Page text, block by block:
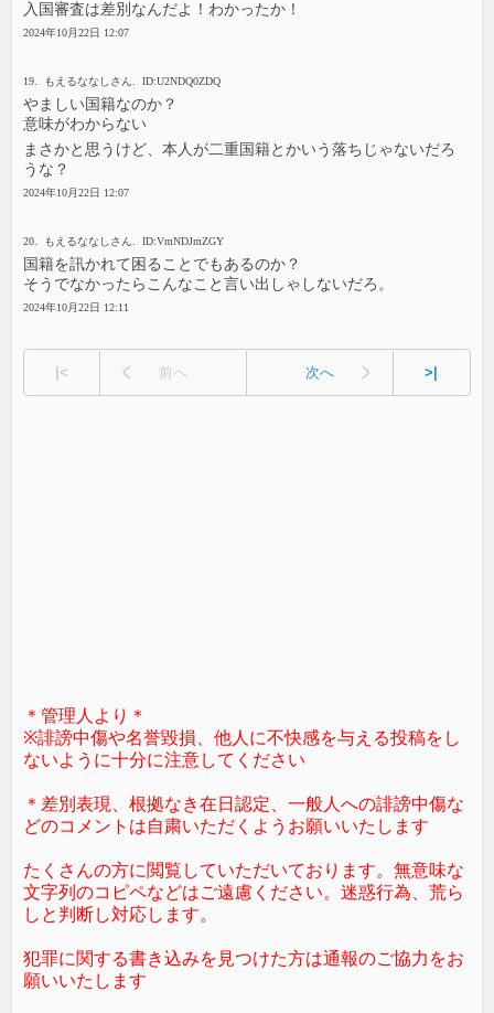
入国審査は差別なんだよ！わかったか！
2024年10月22日 12:07
19. もえるななしさん. ID:U2NDQ0ZDQ
やましい国籍なのか？
意味がわからない
まさかと思うけど、本人が二重国籍とかいう落ちじゃないだろ
うな？
2024年10月22日 12:07
20. もえるななしさん. ID:VmNDJmZGY
国籍を訊かれて困ることでもあるのか？
そうでなかったらこんなこと言い出しゃしないだろ。
2024年10月22日 12:11
|< 前へ 次へ >|
＊管理人より＊
※誹謗中傷や名誉毀損、他人に不快感を与える投稿をし
ないように十分に注意してください
＊差別表現、根拠なき在日認定、一般人への誹謗中傷な
どのコメントは自粛いただくようお願いいたします
たくさんの方に閲覧していただいております。無意味な
文字列のコピペなどはご遠慮ください。迷惑行為、荒ら
しと判断し対応します。
犯罪に関する書き込みを見つけた方は通報のご協力をお
願いいたします